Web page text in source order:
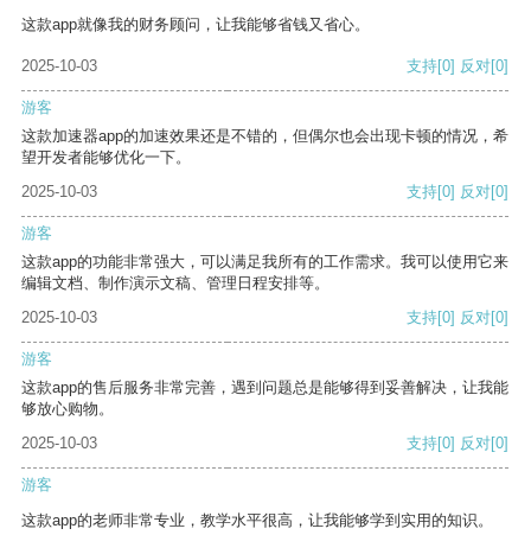
这款app就像我的财务顾问，让我能够省钱又省心。
2025-10-03 支持[0] 反对[0]
游客
这款加速器app的加速效果还是不错的，但偶尔也会出现卡顿的情况，希
望开发者能够优化一下。
2025-10-03
支持[0] 反对[0]
游客
这款app的功能非常强大，可以满足我所有的工作需求。我可以使用它来
编辑文档、制作演示文稿、管理日程安排等。
2025-10-03
支持[0] 反对[0]
游客
这款app的售后服务非常完善，遇到问题总是能够得到妥善解决，让我能
够放心购物。
2025-10-03
支持[0] 反对[0]
游客
这款app的老师非常专业，教学水平很高，让我能够学到实用的知识。